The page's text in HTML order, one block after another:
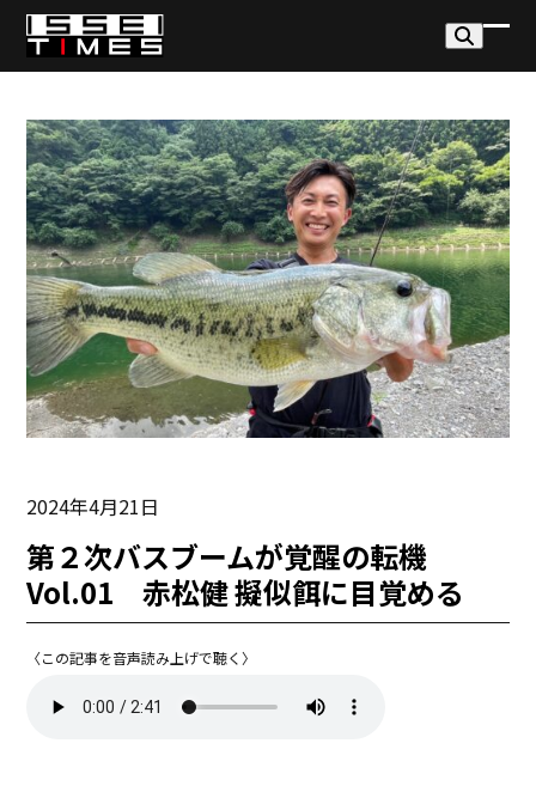
Skip
content
モ
イ
ル
メ
ニ
ュ
ー
を
開
く
モ
イ
ル
メ
ニ
ュ
ー
を
閉
じ
2024年4月21日
第２次バスブームが覚醒の転機
Vol.01 赤松健 擬似餌に目覚める
〈この記事を音声読み上げで聴く〉